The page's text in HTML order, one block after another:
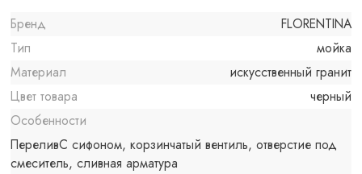
Бренд
FLORENTINA
Тип
мойка
Материал
искусственный гранит
Цвет товара
черный
Особенности
ПереливС сифоном, корзинчатый вентиль, отверстие под
смеситель, сливная арматура